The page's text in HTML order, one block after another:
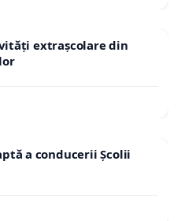
extrașcolare din
a conducerii Școlii